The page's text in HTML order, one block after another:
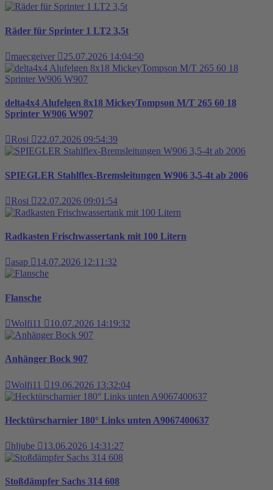
Räder für Sprinter 1 LT2 3,5t
maecgeiver 25.07.2026 14:04:50
delta4x4 Alufelgen 8x18 MickeyTompson M/T 265 60 18
Sprinter W906 W907
Rosi 22.07.2026 09:54:39
SPIEGLER Stahlflex-Bremsleitungen W906 3,5-4t ab 2006
Rosi 22.07.2026 09:01:54
Radkasten Frischwassertank mit 100 Litern
asap 14.07.2026 12:11:32
Flansche
Wolfi11 10.07.2026 14:19:32
Anhänger Bock 907
Wolfi11 19.06.2026 13:32:04
Hecktürscharnier 180° Links unten A9067400637
hljube 13.06.2026 14:31:27
Stoßdämpfer Sachs 314 608